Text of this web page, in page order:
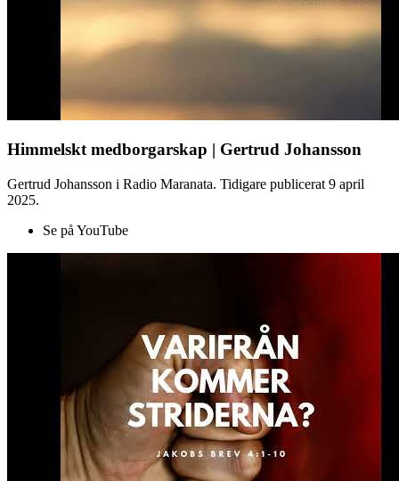
Himmelskt medborgarskap | Gertrud Johansson
Gertrud Johansson i Radio Maranata. Tidigare publicerat 9 april
2025.
Se på YouTube